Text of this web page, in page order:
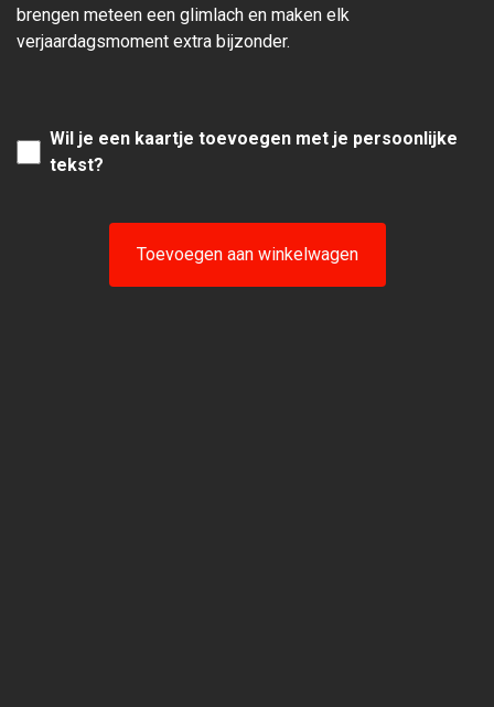
brengen meteen een glimlach en maken elk
verjaardagsmoment extra bijzonder.
Wil je een kaartje toevoegen met je persoonlijke
tekst?
Toevoegen aan winkelwagen